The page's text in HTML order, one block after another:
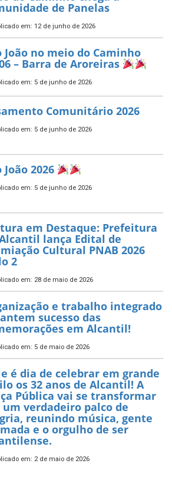
de Panelas
em: 12 de junho de 2026
João no meio do Caminho
– Barra de Aroreiras
em: 5 de junho de 2026
Comunitário 2026
em: 5 de junho de 2026
João 2026
em: 5 de junho de 2026
em Destaque: Prefeitura
lança Edital de
Cultural PNAB 2026
2
em: 28 de maio de 2026
e trabalho integrado
sucesso das
em Alcantil!
em: 5 de maio de 2026
é dia de celebrar em grande
os 32 anos de Alcantil! A
Pública vai se transformar
um verdadeiro palco de
reunindo música, gente
e o orgulho de ser
em: 2 de maio de 2026